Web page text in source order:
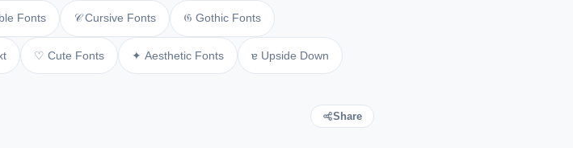
Fonts 𝒞 Cursive Fonts 𝔊 Gothic Fonts
♡ Cute Fonts ✦ Aesthetic Fonts ɐ Upside Down
Share